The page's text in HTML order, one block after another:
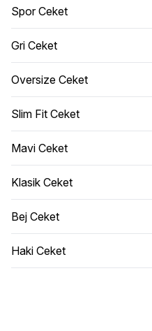
Spor Ceket
Gri Ceket
Oversize Ceket
Slim Fit Ceket
Mavi Ceket
Klasik Ceket
Bej Ceket
Haki Ceket